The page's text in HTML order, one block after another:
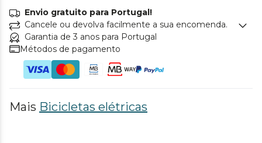
Envio gratuito para Portugal!
Cancele ou devolva facilmente a sua encomenda.
Garantia de 3 anos para Portugal
Métodos de pagamento
Mais Bicicletas elétricas